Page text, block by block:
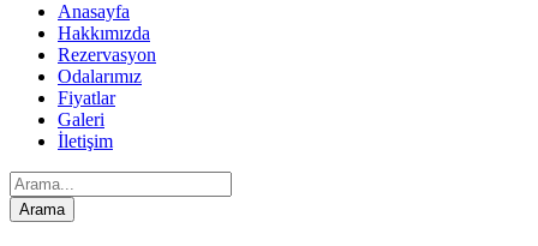
Anasayfa
Hakkımızda
Rezervasyon
Odalarımız
Fiyatlar
Galeri
İletişim